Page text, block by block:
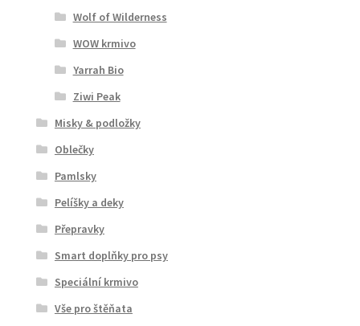
Wolf of Wilderness
WOW krmivo
Yarrah Bio
Ziwi Peak
Misky & podložky
Oblečky
Pamlsky
Pelíšky a deky
Přepravky
Smart doplňky pro psy
Speciální krmivo
Vše pro štěňata